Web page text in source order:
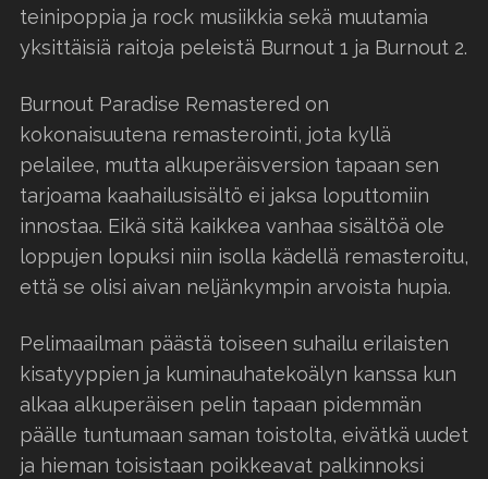
teinipoppia ja rock musiikkia sekä muutamia
yksittäisiä raitoja peleistä Burnout 1 ja Burnout 2.
Burnout Paradise Remastered on
kokonaisuutena remasterointi, jota kyllä
pelailee, mutta alkuperäisversion tapaan sen
tarjoama kaahailusisältö ei jaksa loputtomiin
innostaa. Eikä sitä kaikkea vanhaa sisältöä ole
loppujen lopuksi niin isolla kädellä remasteroitu,
että se olisi aivan neljänkympin arvoista hupia.
Pelimaailman päästä toiseen suhailu erilaisten
kisatyyppien ja kuminauhatekoälyn kanssa kun
alkaa alkuperäisen pelin tapaan pidemmän
päälle tuntumaan saman toistolta, eivätkä uudet
ja hieman toisistaan poikkeavat palkinnoksi